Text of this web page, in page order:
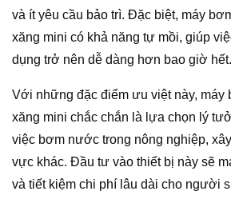
và ít yêu cầu bảo trì. Đặc biệt, máy
xăng mini có khả năng tự mồi, giúp
dụng trở nên dễ dàng hơn bao giờ hết.
Với những đặc điểm ưu việt này,
xăng mini chắc chắn là lựa chọn lý
việc bơm nước trong nông nghiệp,
vực khác. Đầu tư vào thiết bị này sẽ
và tiết kiệm chi phí lâu dài cho người